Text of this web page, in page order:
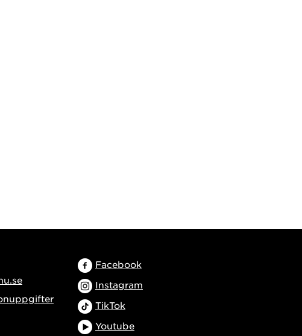
Facebook
Instagram
TikTok
Youtube